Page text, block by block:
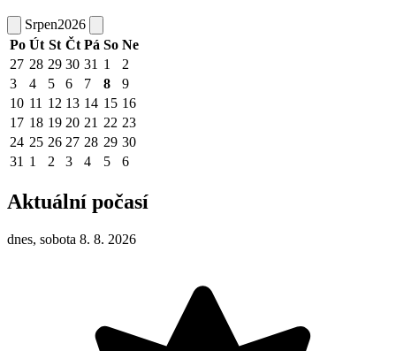
Srpen2026
Po Út St Čt Pá So Ne
27 28 29 30 31 1
2
3
4 5 6 7 8
9
10 11 12 13 14 15 16
17 18 19 20 21 22 23
24 25 26 27 28 29 30
31 1 2 3 4 5 6
Aktuální počasí
dnes, sobota 8. 8. 2026